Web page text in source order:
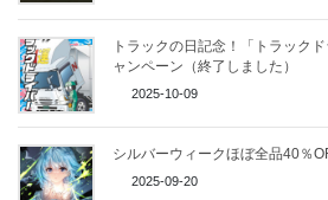
トラックの日記念！「トラック
ャンペーン（終了しました）
2025-10-09
シルバーウィークほぼ全品40％
2025-09-20